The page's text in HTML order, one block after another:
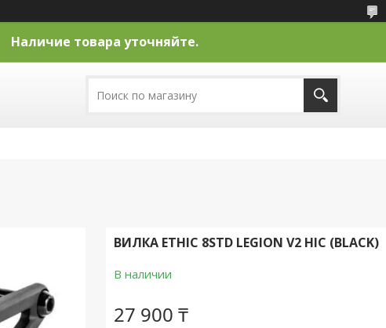
Наличие товара уточняйте.
ВИЛКА ETHIC 8STD LEGION V2 HIC (BLACK)
В наличии
27 900 ₸